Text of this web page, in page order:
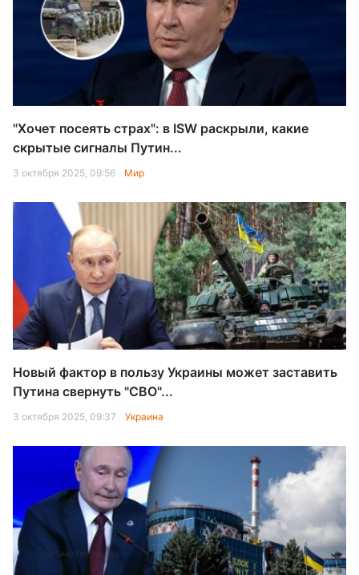
"Хочет посеять страх": в ISW раскрыли, какие
скрытые сигналы Путин...
3 октября 2025, 09:56 Мир
Новый фактор в пользу Украины может заставить
Путина свернуть "СВО"...
3 октября 2025, 09:37 Украина